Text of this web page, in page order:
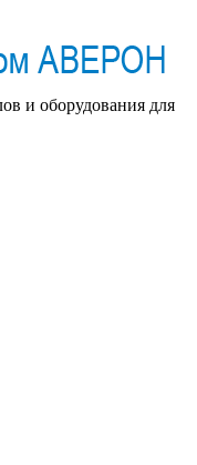
и оборудования для